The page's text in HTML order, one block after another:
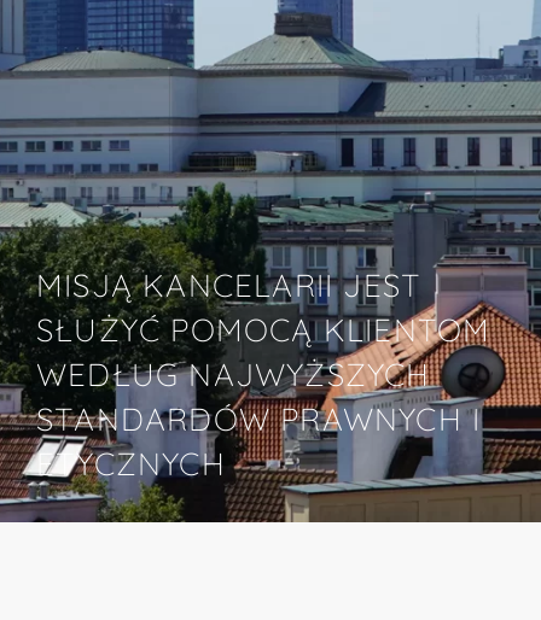
MISJĄ KANCELARII JEST
SŁUŻYĆ POMOCĄ KLIENTOM
WEDŁUG NAJWYŻSZYCH
STANDARDÓW PRAWNYCH I
ETYCZNYCH